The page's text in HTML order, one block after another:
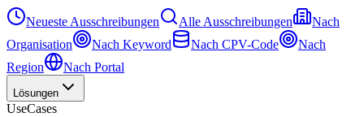
Neueste Ausschreibungen Alle Ausschreibungen
Nach
Organisation
Nach Keyword Nach CPV-Code
Nach
Region
Nach Portal
Lösungen
UseCases